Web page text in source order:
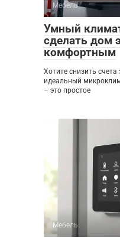
Мебель
Умный
сделать дом
комфортным
Хотите снизить счета
идеальный
– это простое
Мебель